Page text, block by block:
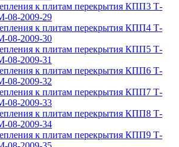
к плитам перекрытия КПП3 Т-
08-2009-29
к плитам перекрытия КПП4 Т-
08-2009-30
к плитам перекрытия КПП5 Т-
2009-31
к плитам перекрытия КПП6 Т-
08-2009-32
к плитам перекрытия КПП7 Т-
08-2009-33
к плитам перекрытия КПП8 Т-
08-2009-34
к плитам перекрытия КПП9 Т-